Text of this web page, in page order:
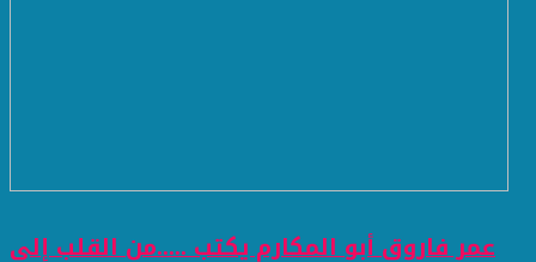
عمر فاروق أبو المكارم يكتب .....من القلب إلى